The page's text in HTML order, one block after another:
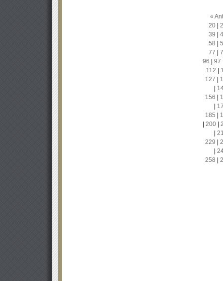
«
20|
39
58
77
96
97
112
127
156
185
200|
229
258